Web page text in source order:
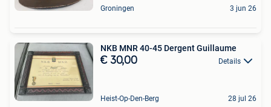
Groningen 3 jun 26
NKB MNR 40-45 Dergent Guillaume
€ 30,00 Details
Heist-Op-Den-Berg 28 jul 26